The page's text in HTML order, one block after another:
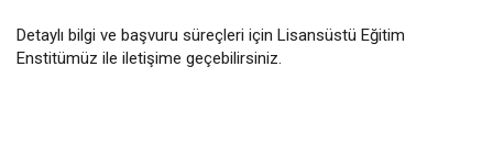
Detaylı bilgi ve başvuru süreçleri için Lisansüstü Eğitim
Enstitümüz ile iletişime geçebilirsiniz.